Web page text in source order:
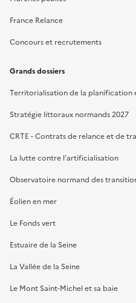
France Relance
Concours et recrutements
Grands dossiers
Territorialisation de la planification
Stratégie littoraux normands 2027
CRTE - Contrats de relance et de
La lutte contre l’artificialisation
Observatoire normand des
Éolien en mer
Le Fonds vert
Estuaire de la Seine
La Vallée de la Seine
Le Mont Saint-Michel et sa baie